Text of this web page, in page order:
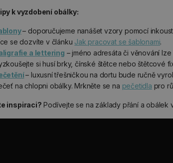
k vyzdobení obálky:
– doporučujeme nanášet vzory pomocí
se dozvíte v článku Jak pracovat se šablonami.
a lettering – jméno adresáta či věnování
si husí brky, čínské štětce nebo štětcové
– luxusní třešničkou na dortu bude ručně
na chlopni obálky. Mrkněte se na pečetidla pro
inspiraci? Podívejte se na základy přání a obálek